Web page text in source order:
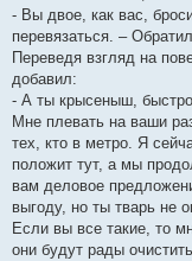
- Вы двое, как вас,
перевязаться. –
Переведя взгляд на
добавил:
- А ты крысеныш,
Мне плевать на ваши
тех, кто в метро. Я
положит тут, а мы
вам деловое
выгоду, но ты тварь не
Если вы все такие, то
они будут рады